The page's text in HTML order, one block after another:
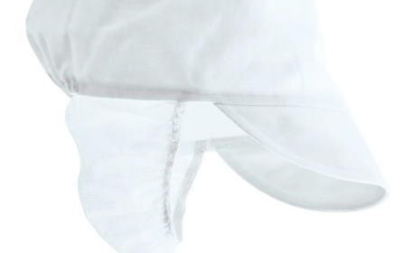
% OUTLET
Kontakt Chránená dielňa
Doprava, platba a zľavy
Potlač lôg
Formulár na výmenu tovaru
Kto sme
Formulár na vrátenie tovaru /odstúpenie od zmluvy
Obchodné podmienky
Zásady ochrany osobných údajov